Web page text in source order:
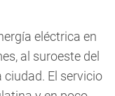
eléctrica en
al suroeste del
El servicio